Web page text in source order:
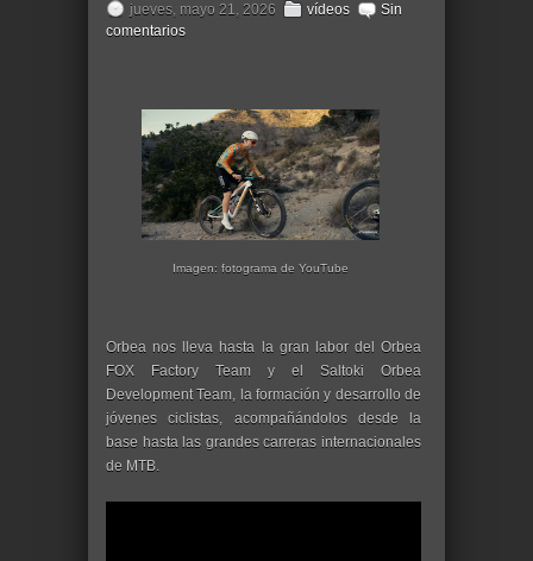
jueves, mayo 21, 2026 vídeos
Sin
comentarios
Imagen: fotograma de YouTube
Orbea nos lleva hasta la gran labor del Orbea
FOX Factory Team y el Saltoki Orbea
Development Team, la formación y desarrollo de
jóvenes ciclistas, acompañándolos desde la
base hasta las grandes carreras internacionales
de MTB.